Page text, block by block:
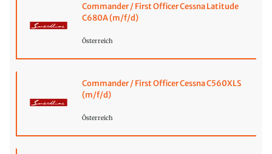
Commander / First Officer Cessna Latitude
C680A (m/f/d)
Österreich
Commander / First Officer Cessna C560XLS
(m/f/d)
Österreich